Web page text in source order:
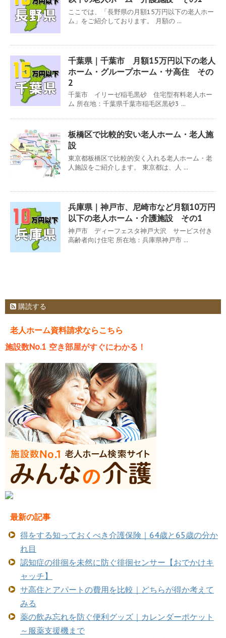
ここでは、「長野県の月額15万円以下の老人ホー
ム」をご紹介しております。 月額の ...
千葉県｜千葉市 月額15万円以下の老人
ホーム・グループホーム・サ高住 その
2
千葉市 イリーゼ稲毛黒砂 住宅型有料老人ホー
ム 所在地：千葉県千葉市稲毛区黒砂3 ...
板橋区で比較的安い老人ホーム・老人施
設
東京都板橋区で比較的安く入れる老人ホーム・老
人施設をご紹介します。 東京都は、人 ...
兵庫県｜神戸市、尼崎市など月額10万円
以下の老人ホーム・介護施設 その1
神戸市 ディーフェスタ神戸大沢 サービス付き
高齢者向け住宅 所在地：兵庫県神戸市 ...
購読する
老人ホーム資料請求ならこちら
施設数No.1 空き部屋がすぐにわかる！
最新の記事
得をする知っておくべき介護保険｜64歳と65歳の分か
れ目
認知症の徘徊を未然に防ぐ徘徊センサー【おでかけキ
ャッチ】
サ高住とアパートの費用を比較｜どちらが得か考えて
みる
薬の飲み忘れを防ぐ便利グッズ｜カレンダーポケット
～服薬支援機まで